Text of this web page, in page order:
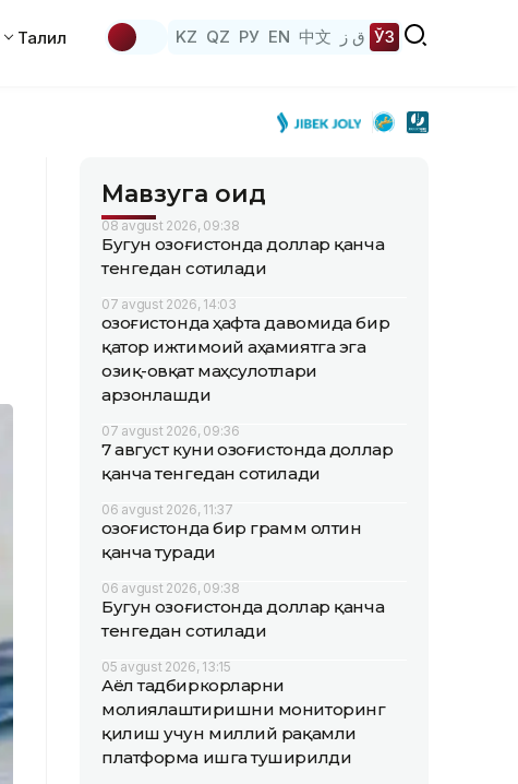
Таҳлил KZ QZ РУ EN 中文 ق ز ЎЗ
Мавзуга оид
08 avgust 2026, 09:38
Бугун Қозоғистонда доллар қанча
тенгедан сотилади
07 avgust 2026, 14:03
Қозоғистонда ҳафта давомида бир
қатор ижтимоий аҳамиятга эга
озиқ-овқат маҳсулотлари
арзонлашди
07 avgust 2026, 09:36
7 август куни Қозоғистонда доллар
қанча тенгедан сотилади
06 avgust 2026, 11:37
Қозоғистонда бир грамм олтин
қанча туради
06 avgust 2026, 09:38
Бугун Қозоғистонда доллар қанча
тенгедан сотилади
05 avgust 2026, 13:15
Аёл тадбиркорларни
молиялаштиришни мониторинг
қилиш учун миллий рақамли
платформа ишга туширилди